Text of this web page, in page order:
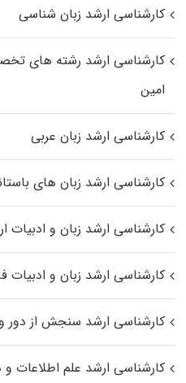
کارشناسی ارشد زبان شناسی
کارشناسی ارشد رﺷﺘﻪ ﻫﺎی
اﻣﻴﻦ
کارشناسی ارشد زبان عربی
کارشناسی ارشد زبان‌ های
کارشناسی ارشد زبان و ادبیات
کارشناسی ارشد زبان و ادبیات
کارشناسی ارشد سنجش از دور
کارشناسی ارشد علم اطلاعات